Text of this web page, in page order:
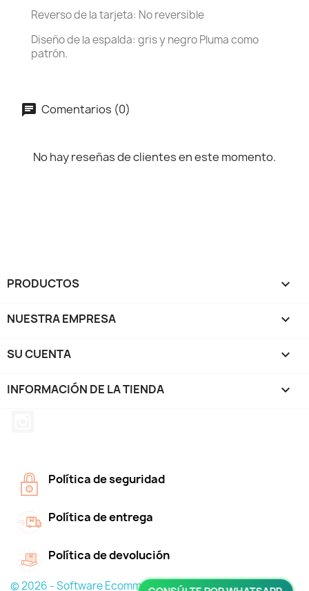
Reverso de la tarjeta: No reversible
Diseño de la espalda: gris y negro Pluma como
patrón.
Comentarios (0)
No hay reseñas de clientes en este momento.
PRODUCTOS 
NUESTRA EMPRESA 
SU CUENTA 
INFORMACIÓN DE LA TIENDA keyboard_arrow_down
Política de seguridad
Política de entrega
Política de devolución
© 2026 - Software Ecommerce desarrollado por